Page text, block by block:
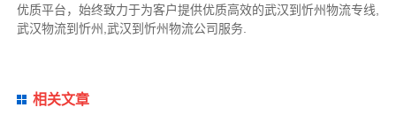
优质平台，始终致力于为客户提供优质高效的武汉到忻州物流专线,
武汉物流到忻州,武汉到忻州物流公司服务.
相关文章